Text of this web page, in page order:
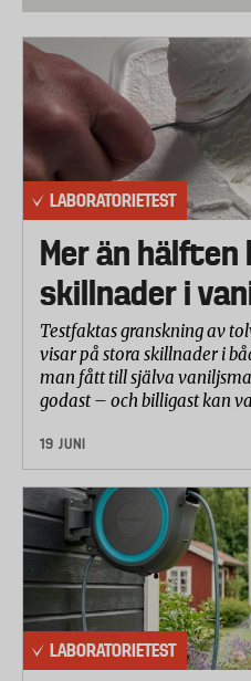
Filtreringsförmågan
partikelhalten i den luft
ut.
Ljudnivå
Ljudnivån mättes och
Hantering
En användarpanel
ihop och ta isär
rengöra filter, lyfta och
mattor och hårt golv.
Hållbarhet delar
Munstyckets slagtålighet
anslutande delar stod
LABORATORIETEST
Mer än
skillnader i
Testfaktas granskning av
visar på stora skillnader i
man fått till själva
godast – och billigast kan
19 JUNI
LABORATORIETEST